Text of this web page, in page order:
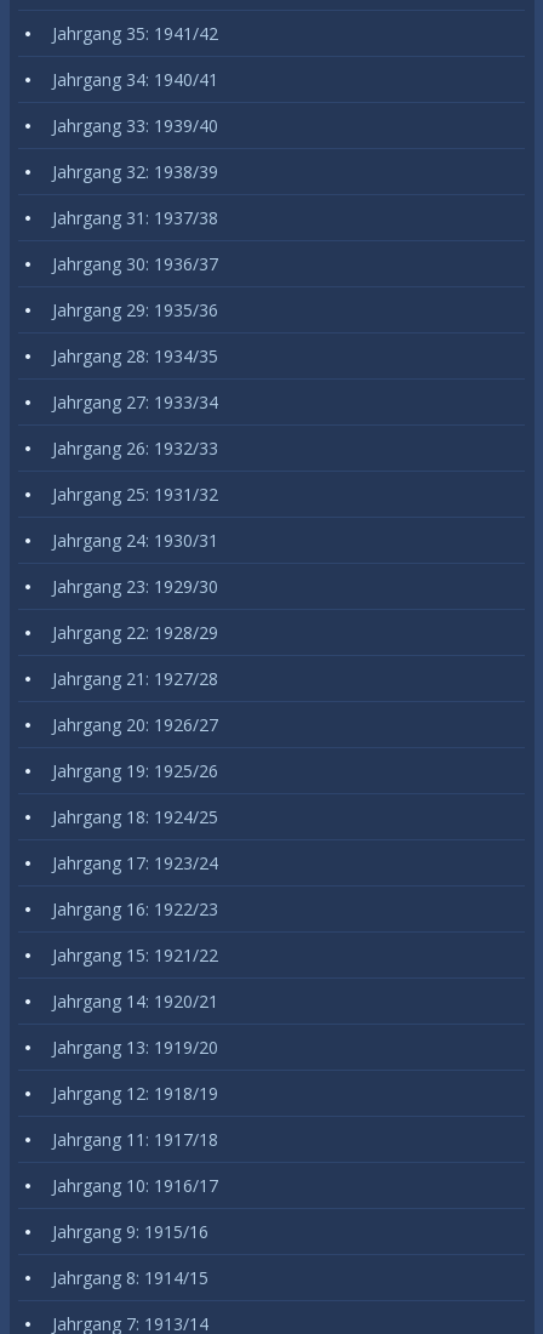
Jahrgang 35: 1941/42
Jahrgang 34: 1940/41
Jahrgang 33: 1939/40
Jahrgang 32: 1938/39
Jahrgang 31: 1937/38
Jahrgang 30: 1936/37
Jahrgang 29: 1935/36
Jahrgang 28: 1934/35
Jahrgang 27: 1933/34
Jahrgang 26: 1932/33
Jahrgang 25: 1931/32
Jahrgang 24: 1930/31
Jahrgang 23: 1929/30
Jahrgang 22: 1928/29
Jahrgang 21: 1927/28
Jahrgang 20: 1926/27
Jahrgang 19: 1925/26
Jahrgang 18: 1924/25
Jahrgang 17: 1923/24
Jahrgang 16: 1922/23
Jahrgang 15: 1921/22
Jahrgang 14: 1920/21
Jahrgang 13: 1919/20
Jahrgang 12: 1918/19
Jahrgang 11: 1917/18
Jahrgang 10: 1916/17
Jahrgang 9: 1915/16
Jahrgang 8: 1914/15
Jahrgang 7: 1913/14